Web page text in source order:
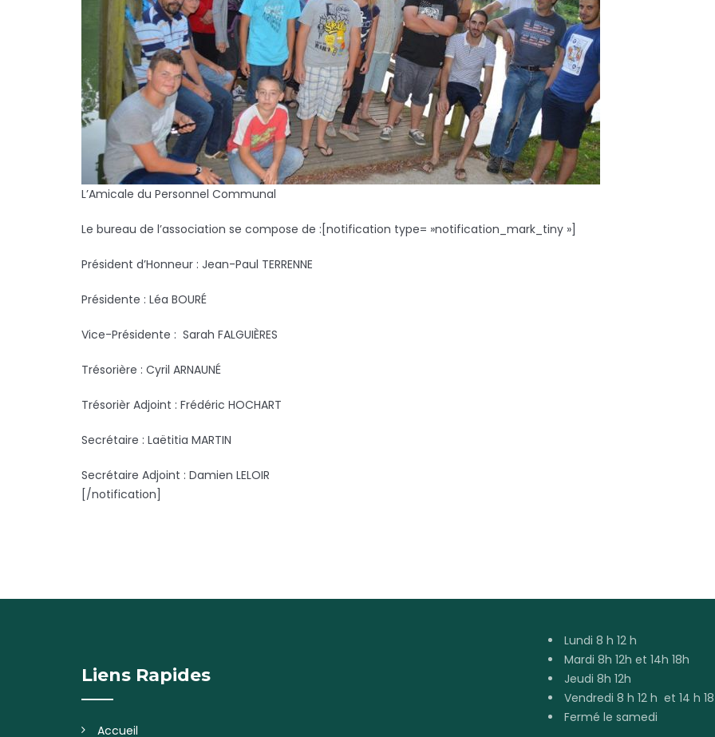
L’Amicale du Personnel Communal
Le bureau de l’association se compose de :[notification type= »notification_mark_tiny »]
Président d’Honneur : Jean-Paul TERRENNE
Présidente : Léa BOURÉ
Vice-Présidente : Sarah FALGUIÈRES
Trésorière : Cyril ARNAUNÉ
Trésorièr Adjoint : Frédéric HOCHART
Secrétaire : Laëtitia MARTIN
Secrétaire Adjoint : Damien LELOIR
[/notification]
Liens Rapides
Accueil
Lundi 8 h 12 h
Mardi 8h 12h et 14h 18h
Jeudi 8h 12h
Vendredi 8 h 12 h et 14 h
Fermé le samedi